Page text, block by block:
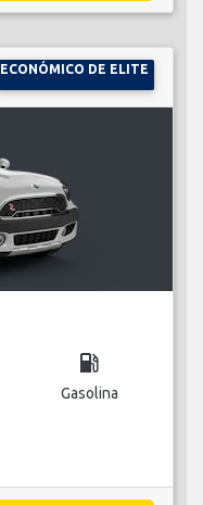
ECONÓMICO DE ELITE
local_gas_station
Gasolina